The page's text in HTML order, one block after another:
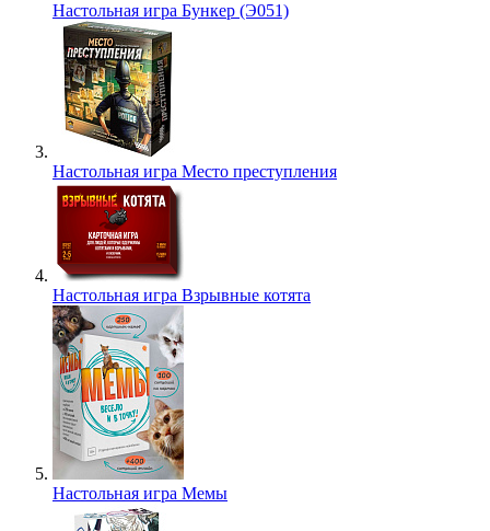
Настольная игра Бункер (Э051)
Настольная игра Место преступления
Настольная игра Взрывные котята
Настольная игра Мемы